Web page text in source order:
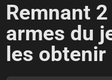
Remnant
armes du
les obtenir